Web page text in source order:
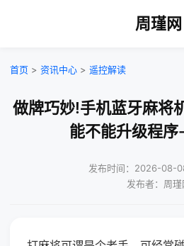
周瑾网
首页 > 资讯中心 > 遥控解读
做牌巧妙!手机蓝牙麻将
能不能升级程
发布时间：2026-08-
发布者：周瑾